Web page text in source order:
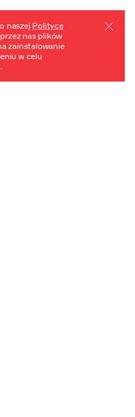
Kontakt
naszej Polityce
nas plików
zainstalowanie
w celu